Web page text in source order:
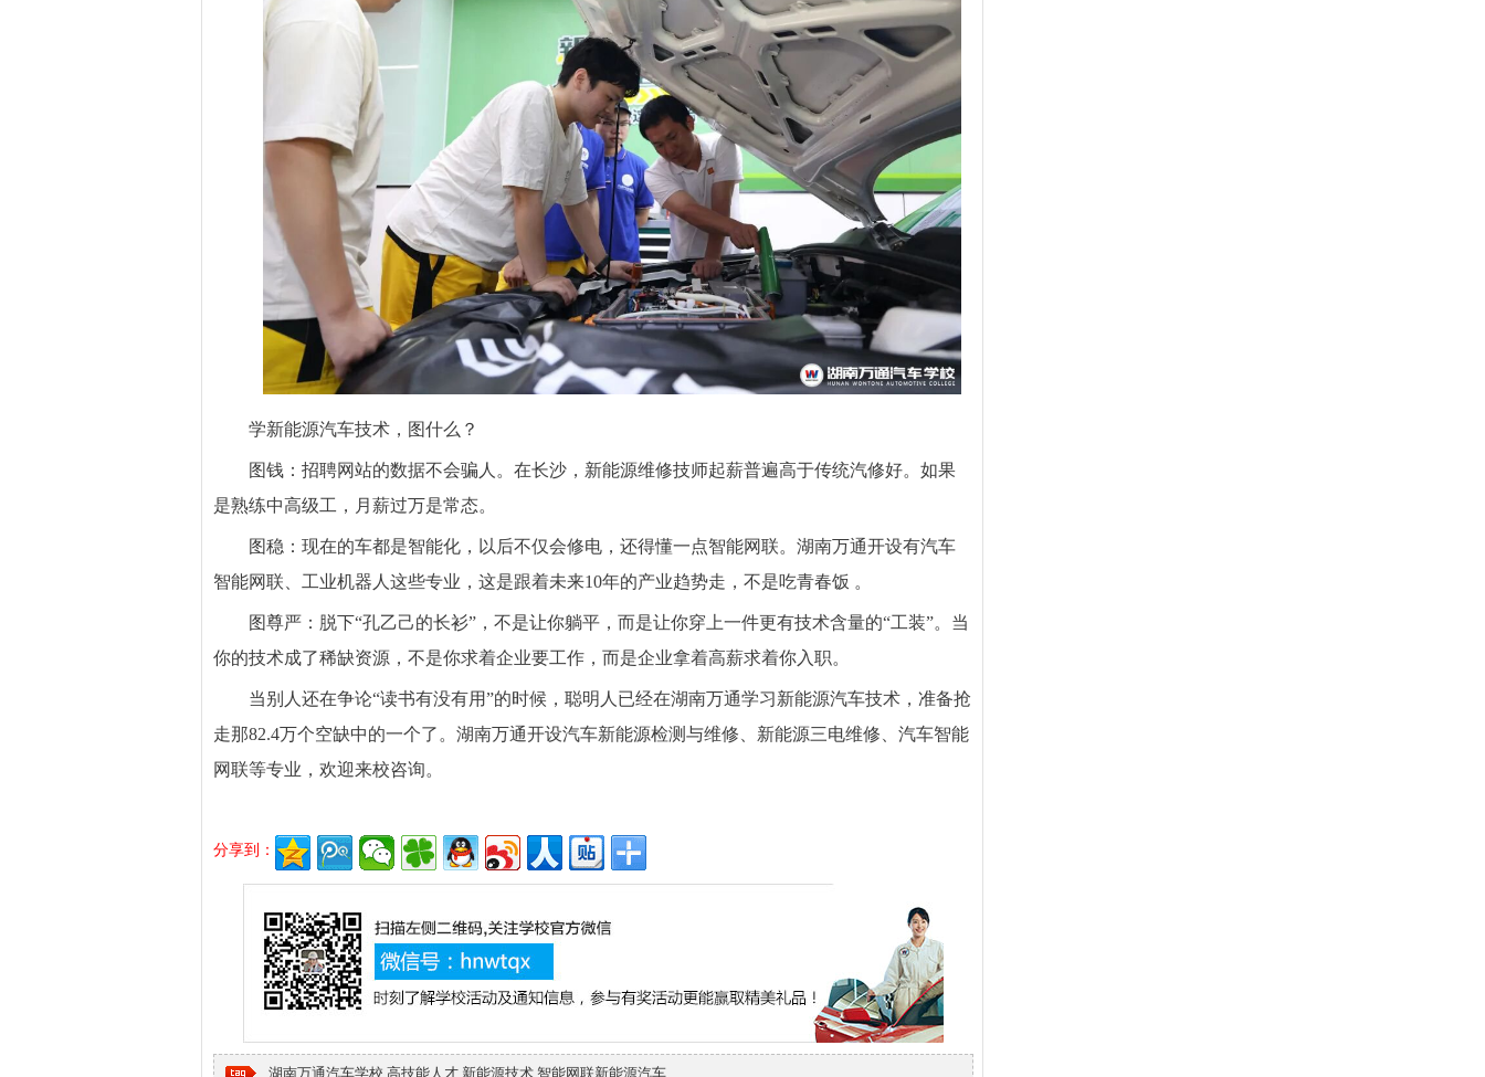
学新能源汽车技术，图什么？
图钱：招聘网站的数据不会骗人。在长沙，新能源维修技师起薪普遍高于传统汽修好。如果
是熟练中高级工，月薪过万是常态。
图稳：现在的车都是智能化，以后不仅会修电，还得懂一点智能网联。湖南万通开设有汽车
智能网联、工业机器人这些专业，这是跟着未来10年的产业趋势走，不是吃青春饭 。
图尊严：脱下“孔乙己的长衫”，不是让你躺平，而是让你穿上一件更有技术含量的“工装”。当
你的技术成了稀缺资源，不是你求着企业要工作，而是企业拿着高薪求着你入职。
当别人还在争论“读书有没有用”的时候，聪明人已经在湖南万通学习新能源汽车技术，准备抢
走那82.4万个空缺中的一个了。湖南万通开设汽车新能源检测与维修、新能源三电维修、汽车智能
网联等专业，欢迎来校咨询。
分享到：
湖南万通汽车学校 高技能人才 新能源技术 智能网联新能源汽车